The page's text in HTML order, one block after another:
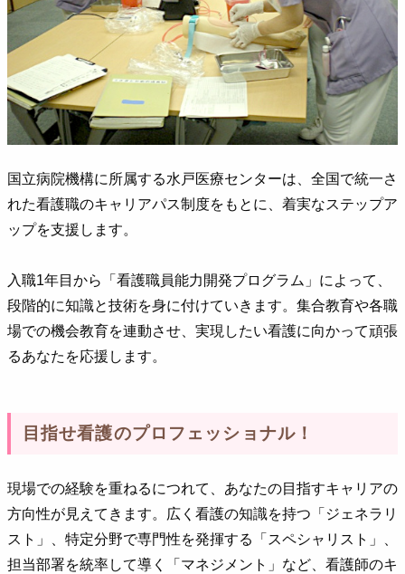
国立病院機構に所属する水戸医療センターは、全国で統一さ
れた看護職のキャリアパス制度をもとに、着実なステップア
ップを支援します。
入職1年目から「看護職員能力開発プログラム」によって、
段階的に知識と技術を身に付けていきます。集合教育や各職
場での機会教育を連動させ、実現したい看護に向かって頑張
るあなたを応援します。
目指せ看護のプロフェッショナル！
現場での経験を重ねるにつれて、あなたの目指すキャリアの
方向性が見えてきます。広く看護の知識を持つ「ジェネラリ
スト」、特定分野で専門性を発揮する「スペシャリスト」、
担当部署を統率して導く「マネジメント」など、看護師のキ